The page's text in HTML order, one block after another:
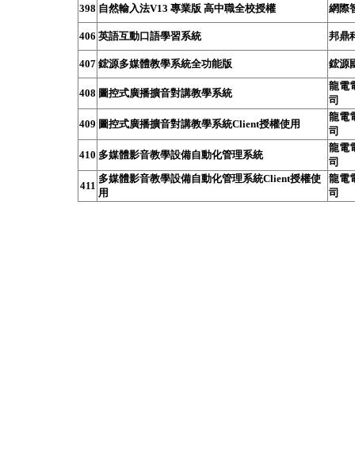
398 自然輸入法V13 專業版 高中職全校授權 網際
406 英語互動口語學習系統 邦鼎
407 鋐源多媒體教學系統全功能版 鋐源
408 圖控式廣播擴音對講教學系統
龍電
司
409 圖控式廣播擴音對講教學系統Client授權使用
龍電
司
410 多媒體影音教學設備自動化管理系統
龍電
司
411
多媒體影音教學設備自動化管理系統Client授權使
用
龍電
司